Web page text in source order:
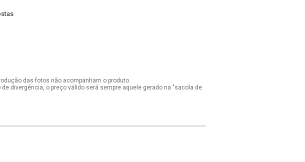
das fotos não acompanham o produto.
divergência, o preço válido será sempre aquele gerado na "sacola de